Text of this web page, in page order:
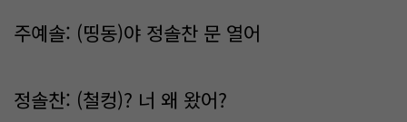
주예솔: (띵동)야 정솔찬 문 열어
정솔찬: (철컹)? 너 왜 왔어?